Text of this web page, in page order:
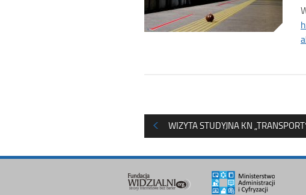
WIZYTA STUDYJNA KN